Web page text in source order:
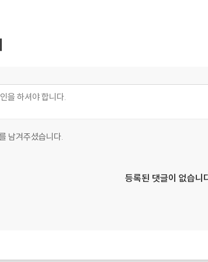
남겨주셨습니다.
등록된 댓글이 없습니